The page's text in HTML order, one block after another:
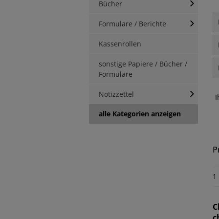
Bücher
Formulare / Berichte
Kassenrollen
sonstige Papiere / Bücher /
Formulare
Notizzettel
alle Kategorien anzeigen
1